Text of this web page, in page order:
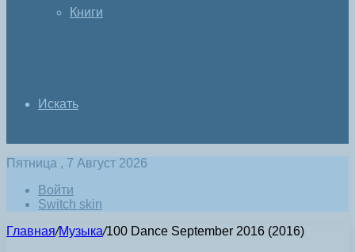
Книги
Искать
Пятница , 7 Август 2026
Войти
Switch skin
Главная/Музыка/100 Dance September 2016 (2016)